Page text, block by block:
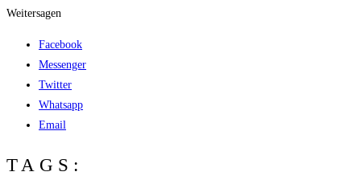
Weitersagen
Facebook
Messenger
Twitter
Whatsapp
Email
TAGS: